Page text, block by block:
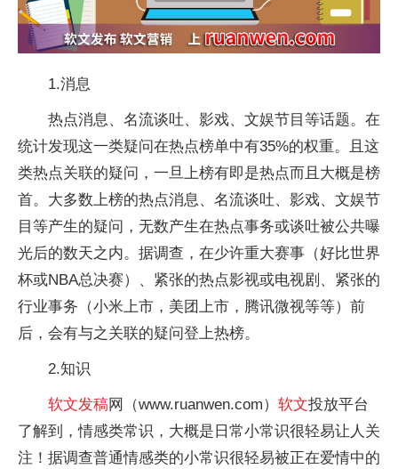
1.消息
热点消息、名流谈吐、影戏、文娱节目等话题。在
统计发现这一类疑问在热点榜单中有35%的权重。且这
类热点关联的疑问，一旦上榜有即是热点而且大概是榜
首。大多数上榜的热点消息、名流谈吐、影戏、文娱节
目等产生的疑问，无数产生在热点事务或谈吐被公共曝
光后的数天之内。据调查，在少许重大赛事（好比世界
杯或NBA总决赛）、紧张的热点影视或电视剧、紧张的
行业事务（小米上市，美团上市，腾讯微视等等）前
后，会有与之关联的疑问登上热榜。
2.知识
软文发稿网（www.ruanwen.com） 软文投放平台
了解到，情感类常识，大概是日常小常识很轻易让人关
注！据调查普通情感类的小常识很轻易被正在爱情中的